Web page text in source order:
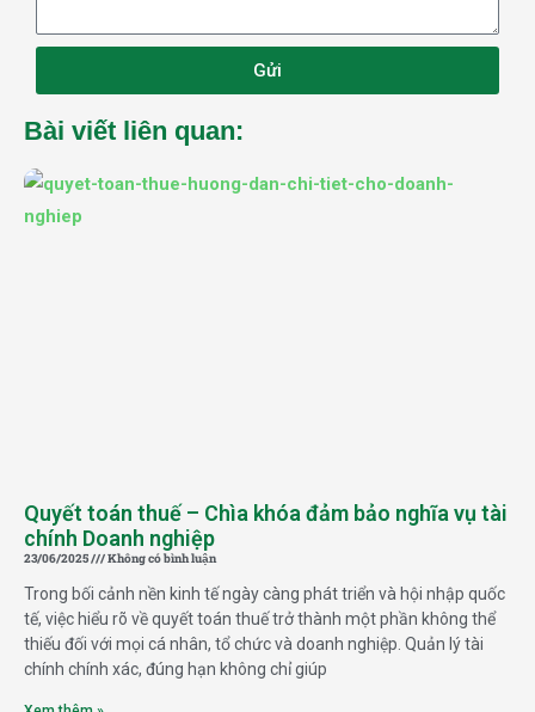
Gửi
Bài viết liên quan:
Quyết toán thuế – Chìa khóa đảm bảo nghĩa vụ tài
chính Doanh nghiệp
23/06/2025 Không có bình luận
Trong bối cảnh nền kinh tế ngày càng phát triển và hội nhập quốc
tế, việc hiểu rõ về quyết toán thuế trở thành một phần không thể
thiếu đối với mọi cá nhân, tổ chức và doanh nghiệp. Quản lý tài
chính chính xác, đúng hạn không chỉ giúp